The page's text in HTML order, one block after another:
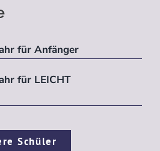
für Anfänger
für LEICHT
Schüler